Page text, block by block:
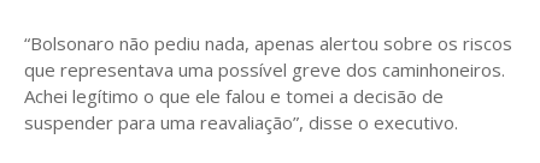
“Bolsonaro não pediu nada, apenas alertou sobre os riscos
que representava uma possível greve dos caminhoneiros.
Achei legítimo o que ele falou e tomei a decisão de
suspender para uma reavaliação”, disse o executivo.